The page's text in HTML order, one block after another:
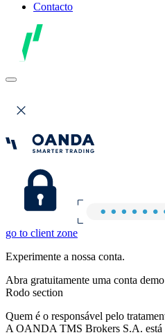
Contacto
go to client zone
Experimente a nossa conta.
Abra gratuitamente uma conta
Rodo section
Quem é o responsável pelo
A OANDA TMS Brokers S.A. está